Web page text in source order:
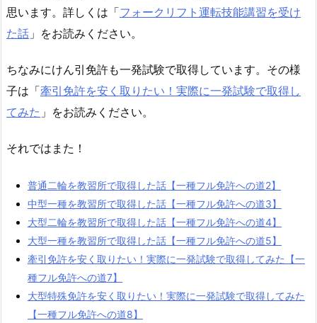
思います。詳しくは「フォークリフト運転技能講習を受け
た話 」をお読みください。
ちなみにけん引免許も一発試験で取得しています。その様
子は「牽引免許を安く取りたい！実際に一発試験で取得し
てみた 」をお読みください。
それではまた！
普通二輪を教習所で取得した話【一種フル免許への道2】
中型一種を教習所で取得した話【一種フル免許への道3】
大型二輪を教習所で取得した話【一種フル免許への道4】
大型一種を教習所で取得した話【一種フル免許への道5】
牽引免許を安く取りたい！実際に一発試験で取得してみた【一
種フル免許への道7】
大型特殊免許を安く取りたい！実際に一発試験で取得してみた
【一種フル免許への道8】